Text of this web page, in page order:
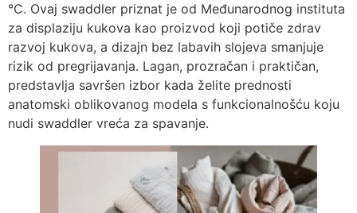
°C. Ovaj swaddler priznat je od Međunarodnog instituta
za displaziju kukova kao proizvod koji potiče zdrav
razvoj kukova, a dizajn bez labavih slojeva smanjuje
rizik od pregrijavanja. Lagan, prozračan i praktičan,
predstavlja savršen izbor kada želite prednosti
anatomski oblikovanog modela s funkcionalnošću koju
nudi swaddler vreća za spavanje.